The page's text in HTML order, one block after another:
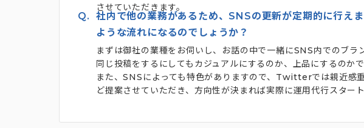
させていただきます。
Q.
社内で他の業務があるため、SNSの更新が定期的に行え
ような流れになるのでしょうか？
まずは御社の業種をお伺いし、お話の中で一緒にSNS内でのブラ
同じ投稿をするにしてもカジュアルにするのか、上品にするのか
また、SNSによっても特色がありますので、Twitterでは親近感
ど提案させていただき、方向性が決まれば実際に運用代行スタート